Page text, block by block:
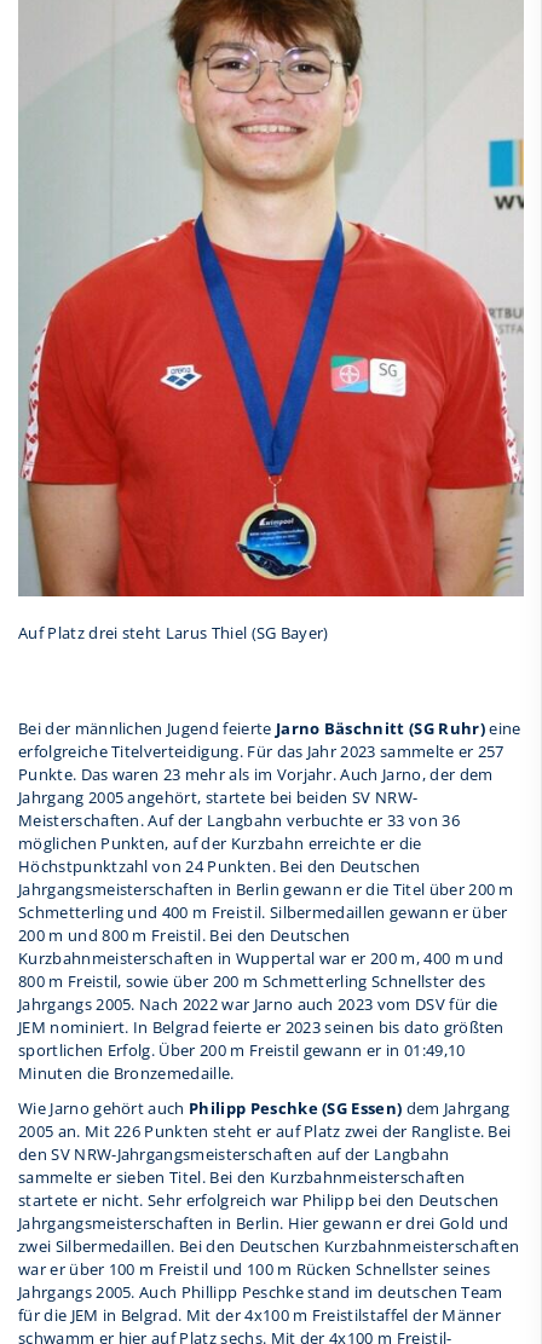
Auf Platz drei steht Larus Thiel (SG Bayer)
Bei der männlichen Jugend feierte Jarno Bäschnitt (SG Ruhr)eine
erfolgreiche Titelverteidigung. Für das Jahr 2023 sammelte er 257
Punkte. Das waren 23 mehr als im Vorjahr. Auch Jarno, der dem
Jahrgang 2005 angehört, startete bei beiden SV NRW-
Meisterschaften. Auf der Langbahn verbuchte er 33 von 36
möglichen Punkten, auf der Kurzbahn erreichte er die
Höchstpunktzahl von 24 Punkten. Bei den Deutschen
Jahrgangsmeisterschaften in Berlin gewann er die Titel über 200 m
Schmetterling und 400 m Freistil. Silbermedaillen gewann er über
200 m und 800 m Freistil. Bei den Deutschen
Kurzbahnmeisterschaften in Wuppertal war er 200 m, 400 m und
800 m Freistil, sowie über 200 m Schmetterling Schnellster des
Jahrgangs 2005. Nach 2022 war Jarno auch 2023 vom DSV für die
JEM nominiert. In Belgrad feierte er 2023 seinen bis dato größten
sportlichen Erfolg. Über 200 m Freistil gewann er in 01:49,10
Minuten die Bronzemedaille.
Wie Jarno gehört auch Philipp Peschke (SG Essen) dem Jahrgang
2005 an. Mit 226 Punkten steht er auf Platz zwei der Rangliste. Bei
den SV NRW-Jahrgangsmeisterschaften auf der Langbahn
sammelte er sieben Titel. Bei den Kurzbahnmeisterschaften
startete er nicht. Sehr erfolgreich war Philipp bei den Deutschen
Jahrgangsmeisterschaften in Berlin. Hier gewann er drei Gold und
zwei Silbermedaillen. Bei den Deutschen Kurzbahnmeisterschaften
war er über 100 m Freistil und 100 m Rücken Schnellster seines
Jahrgangs 2005. Auch Phillipp Peschke stand im deutschen Team
für die JEM in Belgrad. Mit der 4x100 m Freistilstaffel der Männer
schwamm er hier auf Platz sechs. Mit der 4x100 m Freistil-